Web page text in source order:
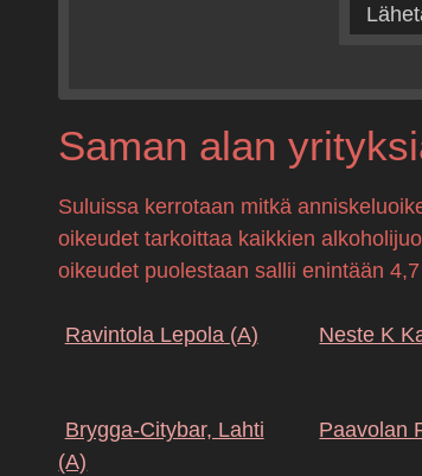
Saman alan
Suluissa kerrotaan mitkä
oikeudet tarkoittaa kaikkien
oikeudet puolestaan sallii enintään
Ravintola Lepola (A) Neste K
Brygga-Citybar, Lahti
(A)
Paavolan